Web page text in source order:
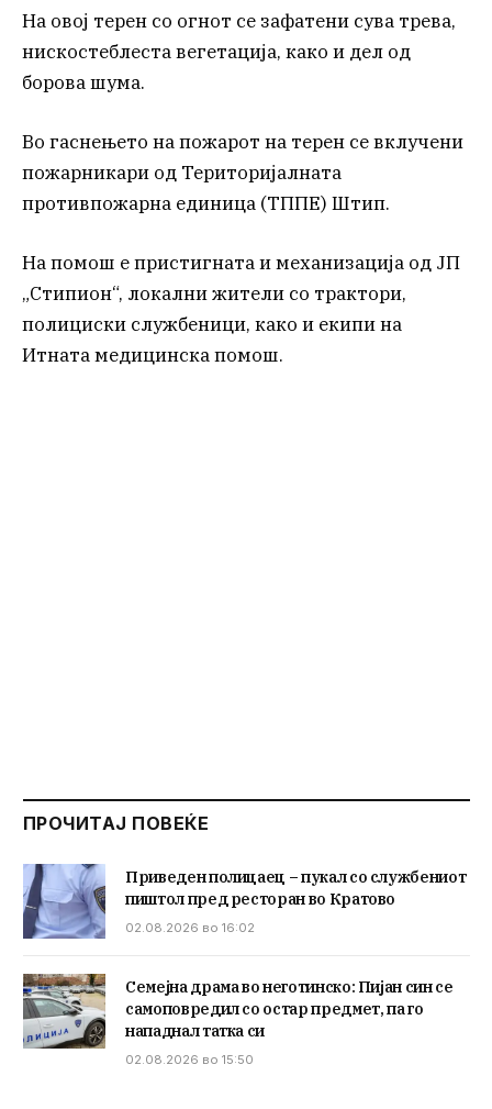
На овој терен со огнот се зафатени сува трева,
нискостеблеста вегетација, како и дел од
борова шума.
Во гаснењето на пожарот на терен се вклучени
пожарникари од Територијалната
противпожарна единица (ТППЕ) Штип.
На помош е пристигната и механизација од ЈП
„Стипион“, локални жители со трактори,
полициски службеници, како и екипи на
Итната медицинска помош.
ПРОЧИТАЈ ПОВЕЌЕ
Приведен полицаец – пукал со службениот
пиштол пред ресторан во Кратово
02.08.2026 во 16:02
Семејна драма во неготинско: Пијан син се
самоповредил со остар предмет, па го
нападнал татка си
02.08.2026 во 15:50